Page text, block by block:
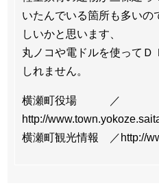
いたんでいる箇所も多いの
しいかと思います、
丸ノコや電ドルを使ってＤ
しれません。
横瀬町役場 ／
http://
横瀬町観光情報 ／http://